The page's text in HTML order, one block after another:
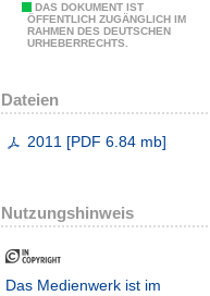
DAS DOKUMENT IST
ÖFFENTLICH ZUGÄNGLICH IM
RAHMEN DES DEUTSCHEN
URHEBERRECHTS.
Dateien
2011 [PDF 6.84 mb]
Nutzungshinweis
Das Medienwerk ist im